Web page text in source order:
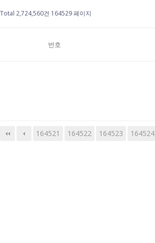
Total 2,724,560건 164529 페이지
번호
164521 164522 164523 164524
다음 맨끝